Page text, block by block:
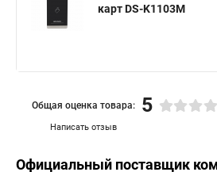
карт DS-K1103M
Написать отзыв
Общая оценка товара: 5
Официальный поставщик